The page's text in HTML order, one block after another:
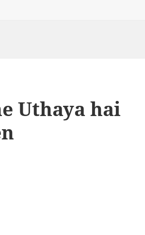
Uthaya hai